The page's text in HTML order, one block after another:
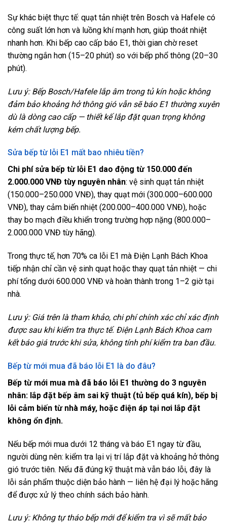
Sự khác biệt thực tế: quạt tản nhiệt trên Bosch và Hafele có
công suất lớn hơn và luồng khí mạnh hơn, giúp thoát nhiệt
nhanh hơn. Khi bếp cao cấp báo E1, thời gian chờ reset
thường ngắn hơn (15–20 phút) so với bếp phổ thông (20–30
phút).
Lưu ý: Bếp Bosch/Hafele lắp âm trong tủ kín hoặc không
đảm bảo khoảng hở thông gió vẫn sẽ báo E1 thường xuyên
dù là dòng cao cấp — thiết kế lắp đặt quan trọng không
kém chất lượng bếp.
Sửa bếp từ lỗi E1 mất bao nhiêu tiền?
Chi phí sửa bếp từ lỗi E1 dao động từ 150.000 đến
2.000.000 VNĐ tùy nguyên nhân: vệ sinh quạt tản nhiệt
(150.000–250.000 VNĐ), thay quạt mới (300.000–600.000
VNĐ), thay cảm biến nhiệt (200.000–400.000 VNĐ), hoặc
thay bo mạch điều khiển trong trường hợp nặng (800.000–
2.000.000 VNĐ tùy hãng).
Trong thực tế, hơn 70% ca lỗi E1 mà Điện Lạnh Bách Khoa
tiếp nhận chỉ cần vệ sinh quạt hoặc thay quạt tản nhiệt — chi
phí tổng dưới 600.000 VNĐ và hoàn thành trong 1–2 giờ tại
nhà.
Lưu ý: Giá trên là tham khảo, chi phí chính xác chỉ xác định
được sau khi kiểm tra thực tế. Điện Lạnh Bách Khoa cam
kết báo giá trước khi sửa, không tính phí kiểm tra ban đầu.
Bếp từ mới mua đã báo lỗi E1 là do đâu?
Bếp từ mới mua mà đã báo lỗi E1 thường do 3 nguyên
nhân: lắp đặt bếp âm sai kỹ thuật (tủ bếp quá kín), bếp bị
lỗi cảm biến từ nhà máy, hoặc điện áp tại nơi lắp đặt
không ổn định.
Nếu bếp mới mua dưới 12 tháng và báo E1 ngay từ đầu,
người dùng nên: kiểm tra lại vị trí lắp đặt và khoảng hở thông
gió trước tiên. Nếu đã đúng kỹ thuật mà vẫn báo lỗi, đây là
lỗi sản phẩm thuộc diện bảo hành — liên hệ đại lý hoặc hãng
để được xử lý theo chính sách bảo hành.
Lưu ý: Không tự tháo bếp mới để kiểm tra vì sẽ mất bảo